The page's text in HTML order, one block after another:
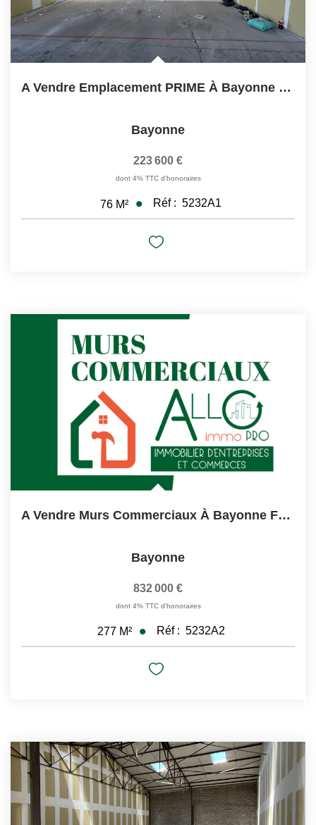
A Vendre Emplacement PRIME À Bayonne Local Artisanal 76m²...
Bayonne
223 600 €
dont 4% TTC d'honoraires
76 M² Réf : 5232A1
A Vendre Murs Commerciaux À Bayonne Forum 277 M²
Bayonne
832 000 €
dont 4% TTC d'honoraires
277 M² Réf : 5232A2